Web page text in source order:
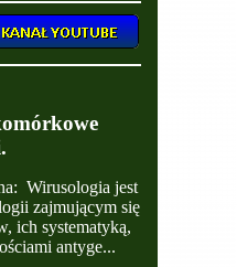
Wirusologia jest
zajmującym się
ich systematyką,
antyge...